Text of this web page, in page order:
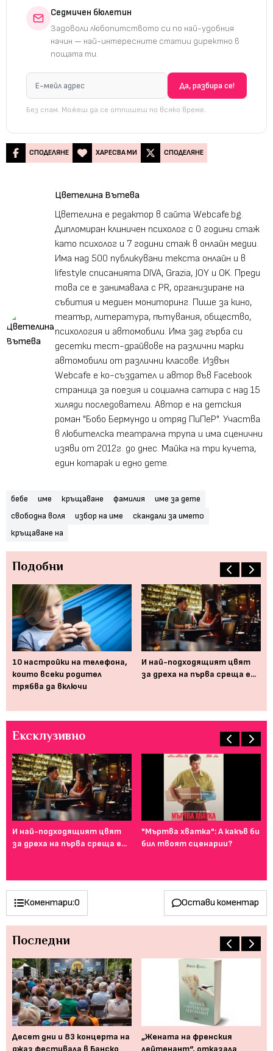
Седмичен бюлетин
Задоволи любопитството си по най-удобния
начин — най-интересните статии директно в
пощата ти.
Без спам. Можеш да се отпишеш по всяко време.
СПОДЕЛЯНЕ ХАРЕСВА МИ СПОДЕЛЯНЕ
Цветелина Вътева
Цветелина е редактор в сайта Webcafe.bg.
Дипломиран клиничен психолог с 0 години стаж
като психолог и 7 години стаж в онлайн медии.
Има над 500 публикувани текста онлайн и в
lifestyle списанията DIVA, Graziа, JOY и OK. Преди
това се е занимавала с PR, организиране на
събития и медиен мониторинг. Пише за кино,
театър, литература, пътувания, общество,
психология и автомобили. Има зад гърба си
десетки тест-драйвове на различни марки
автомобили от различни класове. Извън
Webcafe е ко-създател и автор във Facebook
страница за поезия и социална сатира с над 15
хиляди последователи. Автор е на детския
роман "Бобо Бермундо и отряд ПиПеР". Участва
в любителска театрална трупа и има сценични
изяви от 2012г. до днес. Майка на три кучета,
един котарак и едно дете.
бебе име кръщаване фамилия
име за дете
свободна воля
избор на име
скандали за името
кръщаване на
Подобни
10 настройки на телефона,
които всеки родител
трябва да включи
И най-подходящият цвят
за дреха на първа среща е...
Ексклузивно
И най-подходящият цвят
за дреха на първа среща е...
"Мъртва хватка": А какъв би
бил твоят сценарии?
Коментари:0 Остави коментар
Последни
Десет дни и 83 концерта на
джаз фестивала в Банско
„Жената на френския
лейтенант“, отказала